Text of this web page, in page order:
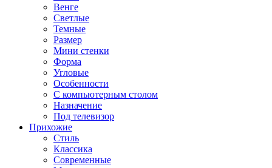
Венге
Светлые
Темные
Размер
Мини стенки
Форма
Угловые
Особенности
С компьютерным столом
Назначение
Под телевизор
Прихожие
Стиль
Классика
Современные